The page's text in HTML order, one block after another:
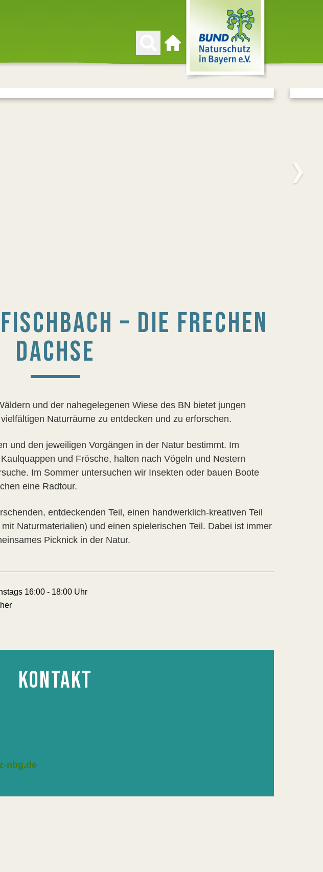
Zur Startseite
– DIE FRECHEN
DACHSE
und der nahegelegenen Wiese des BN bietet jungen
Naturräume zu entdecken und zu erforschen.
und den jeweiligen Vorgängen in der Natur bestimmt. Im
und Frösche, halten nach Vögeln und Nestern
Im Sommer untersuchen wir Insekten oder bauen Boote
eine Radtour.
entdeckenden Teil, einen handwerklich-kreativen Teil
Naturmaterialien) und einen spielerischen Teil. Dabei ist immer
Picknick in der Natur.
16:00 - 18:00 Uhr
KONTAKT
nbg.de